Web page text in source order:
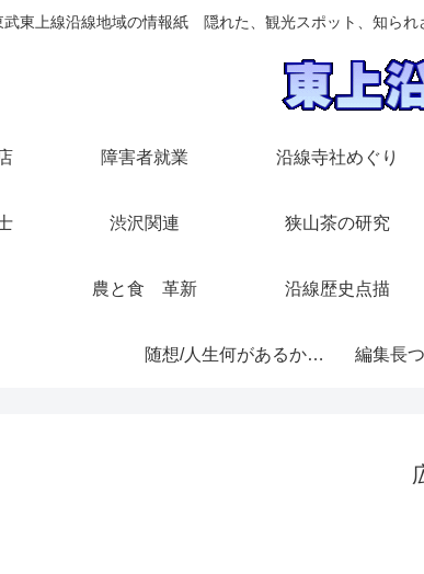
東上線沿線地域の情報紙 隠れた、観光スポット、知られ
障害者就業 沿線寺社めぐり
渋沢関連 狭山茶の研究
農と食 革新 沿線歴史点描
随想/人生何があるかわからない 編集長